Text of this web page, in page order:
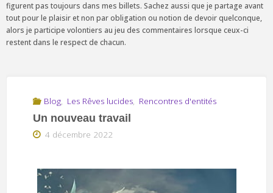
figurent pas toujours dans mes billets. Sachez aussi que je partage avant
tout pour le plaisir et non par obligation ou notion de devoir quelconque,
alors je participe volontiers au jeu des commentaires lorsque ceux-ci
restent dans le respect de chacun.
Blog, Les Rêves lucides, Rencontres d'entités
Un nouveau travail
4 décembre 2022